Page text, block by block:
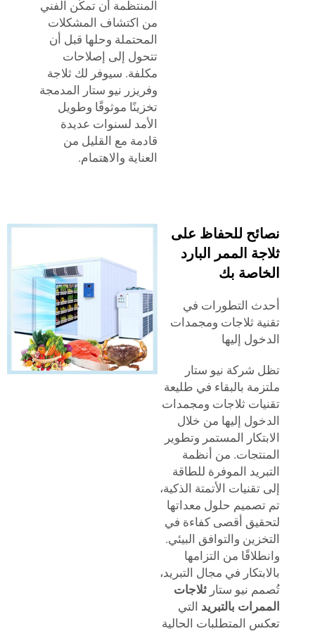
المنتظمة أن تمكّن الفني
من اكتشاف المشكلات
المحتملة وحلها قبل أن
تتحول إلى إصلاحات
مكلفة. سيوفر لك ثلاجة
وفريزر نيو ستار المدمجة
تخزينًا موثوقًا وطويل
الأمد لسنوات عديدة
قادمة مع القليل من
العناية والاهتمام.
للحفاظ على
الممر البارد
بك
التطورات في
ثلاجات ومجمدات
إليها
نيو ستار
بالبقاء في طليعة
ثلاجات ومجمدات
إليها من خلال
المستمر وتطوير
من أنظمة
الموفرة للطاقة
الأتمتة الذكية،
حلول معداتها
أقصى كفاءة في
والتوافق البيئي.
من التزامها
في مجال التبريد،
نيو ستارثلاجات
بالتبريد التي
المتطلبات الحالية